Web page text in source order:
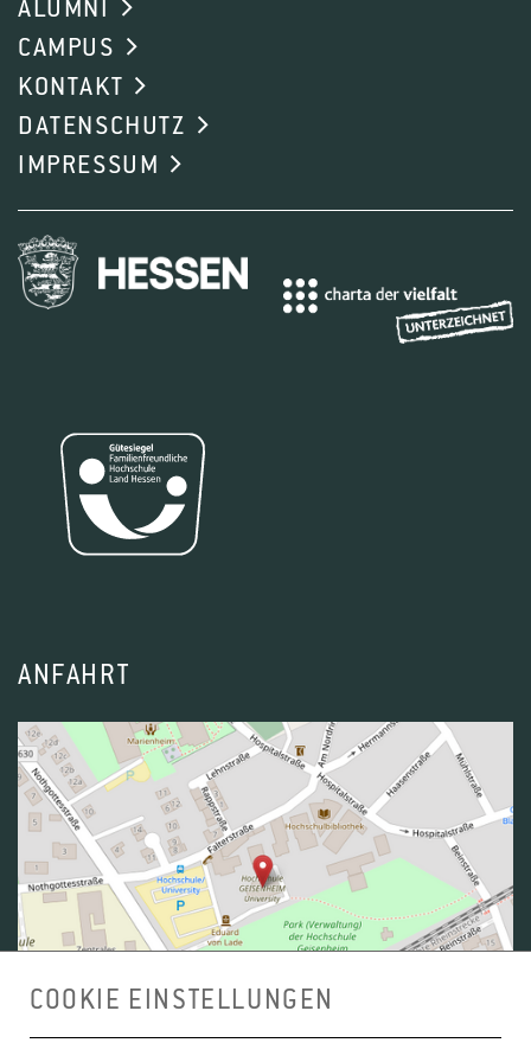
1
1 2 3 4
ALUMNI
CAMPUS
KONTAKT
DATENSCHUTZ
IMPRESSUM
ANFAHRT
COOKIE EINSTELLUNGEN